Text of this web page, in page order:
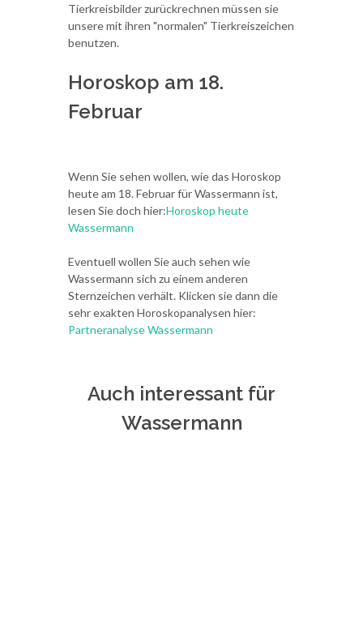
Tierkreisbilder zurückrechnen müssen sie
unsere mit ihren "normalen" Tierkreiszeichen
benutzen.
Horoskop am 18.
Februar
Wenn Sie sehen wollen, wie das Horoskop
heute am 18. Februar für Wassermann ist,
lesen Sie doch hier:Horoskop heute
Wassermann
Eventuell wollen Sie auch sehen wie
Wassermann sich zu einem anderen
Sternzeichen verhält. Klicken sie dann die
sehr exakten Horoskopanalysen hier:
Partneranalyse Wassermann
Auch interessant für
Wassermann